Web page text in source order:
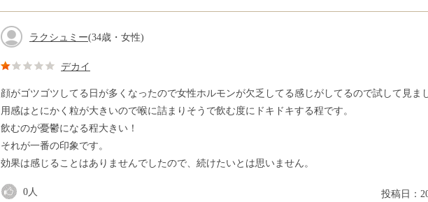
ラクシュミー(34歳・女性)
デカイ
顔がゴツゴツしてる日が多くなったので女性ホルモンが欠乏してる感じがしてるので試して見ま
用感はとにかく粒が大きいので喉に詰まりそうで飲む度にドキドキする程です。
飲むのが憂鬱になる程大きい！
それが一番の印象です。
効果は感じることはありませんでしたので、続けたいとは思いません。
投稿日：
0人